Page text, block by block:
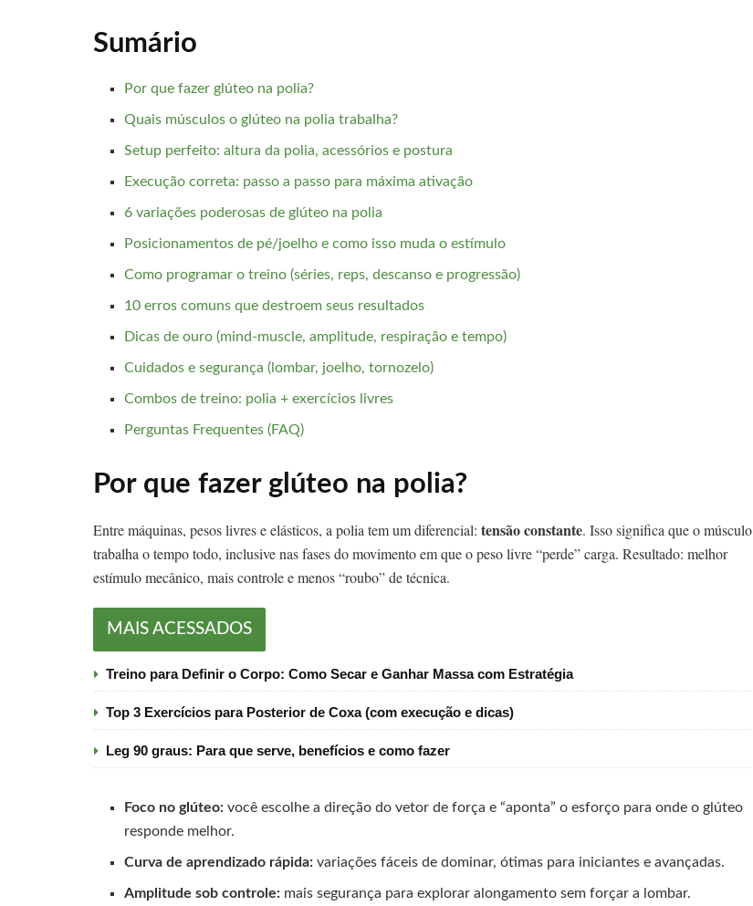
Sumário
Por que fazer glúteo na polia?
Quais músculos o glúteo na polia trabalha?
Setup perfeito: altura da polia, acessórios e postura
Execução correta: passo a passo para máxima ativação
6 variações poderosas de glúteo na polia
Posicionamentos de pé/joelho e como isso muda o estímulo
Como programar o treino (séries, reps, descanso e progressão)
10 erros comuns que destroem seus resultados
Dicas de ouro (mind-muscle, amplitude, respiração e tempo)
Cuidados e segurança (lombar, joelho, tornozelo)
Combos de treino: polia + exercícios livres
Perguntas Frequentes (FAQ)
Por que fazer glúteo na polia?
Entre máquinas, pesos livres e elásticos, a polia tem um diferencial: tensão constante. Isso significa que o músculo
trabalha o tempo todo, inclusive nas fases do movimento em que o peso livre “perde” carga. Resultado: melhor
estímulo mecânico, mais controle e menos “roubo” de técnica.
MAIS ACESSADOS
Treino para Definir o Corpo: Como Secar e Ganhar Massa com Estratégia
Top 3 Exercícios para Posterior de Coxa (com execução e dicas)
Leg 90 graus: Para que serve, benefícios e como fazer
Foco no glúteo: você escolhe a direção do vetor de força e “aponta” o esforço para onde o glúteo
responde melhor.
Curva de aprendizado rápida: variações fáceis de dominar, ótimas para iniciantes e avançadas.
Amplitude sob controle: mais segurança para explorar alongamento sem forçar a lombar.